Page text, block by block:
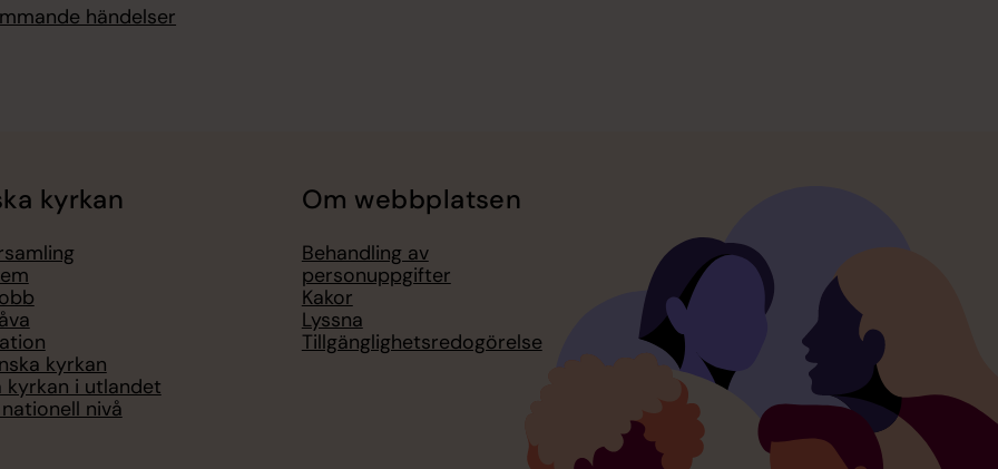
händelser
kyrkan
kyrkan
kyrkan i utlandet
nivå
Om webbplatsen
Behandling av
personuppgifter
Kakor
Lyssna
Tillgänglighetsredogörelse